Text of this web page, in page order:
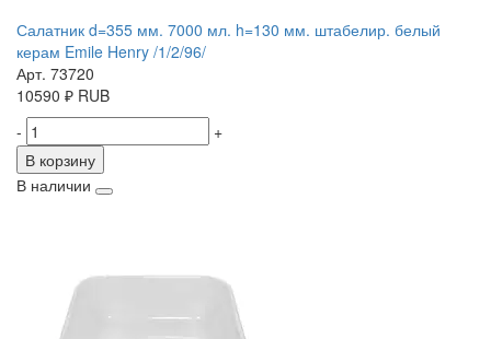
Салатник d=355 мм. 7000 мл. h=130 мм. штабелир. белый
керам Emile Henry /1/2/96/
Арт. 73720
10590 ₽ RUB
-
+
В корзину
В наличии